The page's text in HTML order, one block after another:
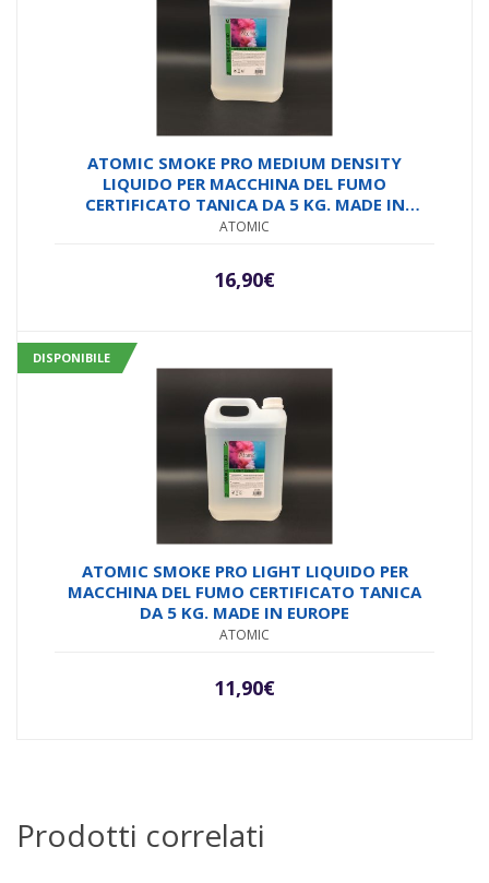
ATOMIC SMOKE PRO MEDIUM DENSITY
LIQUIDO PER MACCHINA DEL FUMO
CERTIFICATO TANICA DA 5 KG. MADE IN
EUROPE
ATOMIC
16,90€
DISPONIBILE
ATOMIC SMOKE PRO LIGHT LIQUIDO PER
MACCHINA DEL FUMO CERTIFICATO TANICA
DA 5 KG. MADE IN EUROPE
ATOMIC
11,90€
Prodotti correlati